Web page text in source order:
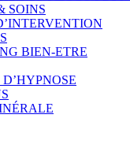
SOINS
BIEN-ETRE